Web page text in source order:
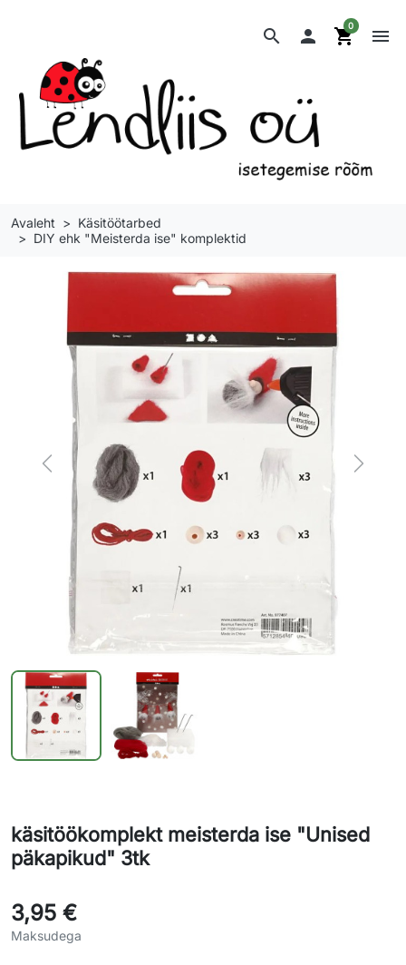
search  shopping_cart
0 menu
Avaleht
Käsitöötarbed
DIY ehk "Meisterda ise" komplektid
Previous Next
käsitöökomplekt meisterda ise "Unised
päkapikud" 3tk
3,95 €
Maksudega